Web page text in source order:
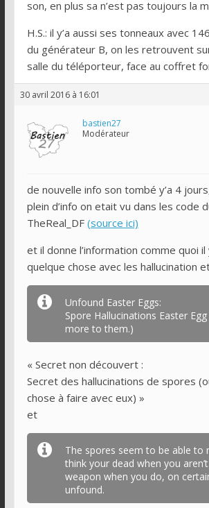
son, en plus sa n’est pas toujours la
H.S.: il y’a aussi ses tonneaux avec
du générateur B, on les retrouvent
salle du téléporteur, face au coffret
30 avril 2016 à 16:01
bastien27
Modérateur
de nouvelle info son tombé y’a 4
plein d’info on etait vu dans les code
TheReal_DF (source ici)
et il donne l’information comme quoi il
quelque chose avec les hallucination
Unfound Easter Eggs:
Spore Hallucinations Easter
more to them.)
« Secret non découvert :
Secret des hallucinations de spores
chose à faire avec eux) »
et
The spores seem to be able to
think your dead when you
weapon when you do, on
unfound.